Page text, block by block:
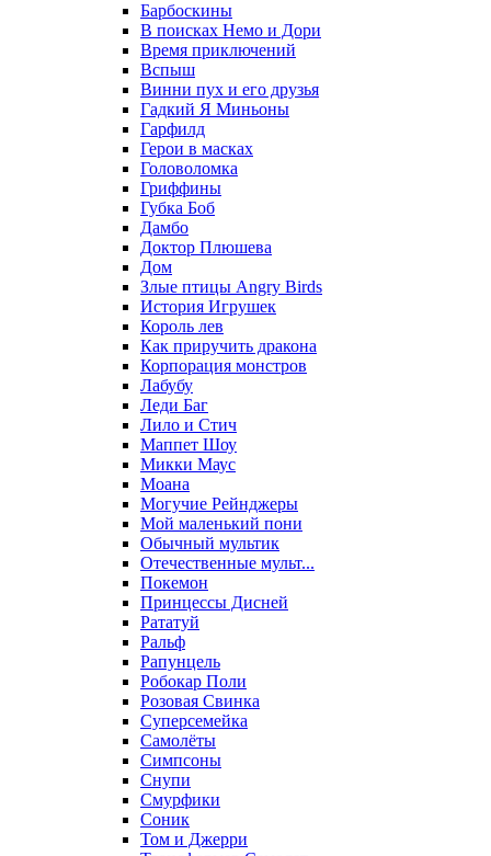
Барбоскины
В поисках Немо и Дори
Время приключений
Вспыш
Винни пух и его друзья
Гадкий Я Миньоны
Гарфилд
Герои в масках
Головоломка
Гриффины
Губка Боб
Дамбо
Доктор Плюшева
Дом
Злые птицы Angry Birds
История Игрушек
Король лев
Как приручить дракона
Корпорация монстров
Лабубу
Леди Баг
Лило и Стич
Маппет Шоу
Микки Маус
Моана
Могучие Рейнджеры
Мой маленький пони
Обычный мультик
Отечественные мульт...
Покемон
Принцессы Дисней
Рататуй
Ральф
Рапунцель
Робокар Поли
Розовая Свинка
Суперсемейка
Самолёты
Симпсоны
Снупи
Смурфики
Соник
Том и Джерри